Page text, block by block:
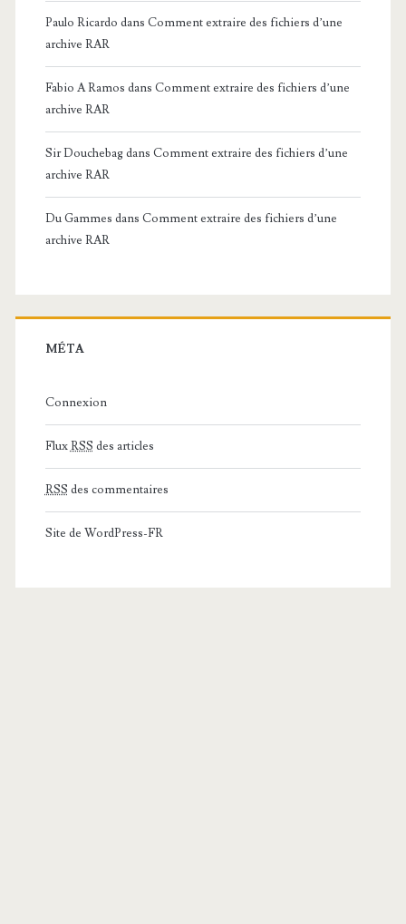
Paulo Ricardo dans Comment extraire des fichiers d’une
archive RAR
Fabio A Ramos dans Comment extraire des fichiers d’une
archive RAR
Sir Douchebagdans Comment extraire des fichiers d’une
archive RAR
Du Gammes dans Comment extraire des fichiers d’une
archive RAR
MÉTA
Connexion
FluxRSS des articles
RSS des commentaires
Site de WordPress-FR